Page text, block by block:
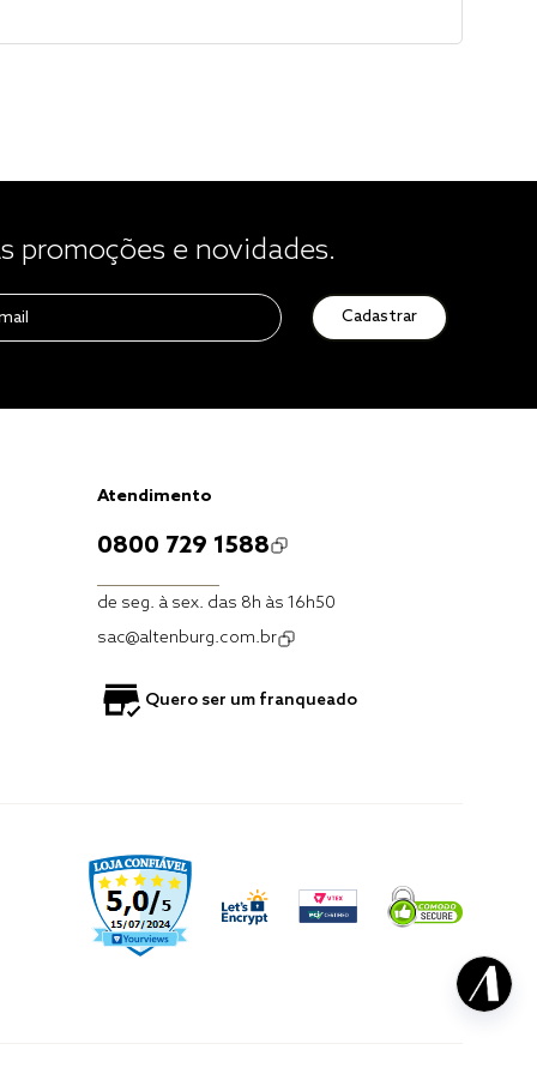
promoções e novidades.
Cadastrar
Atendimento
0800 729 1588
de seg. à sex. das 8h às 16h50
sac@altenburg.com.br
Quero ser um franqueado